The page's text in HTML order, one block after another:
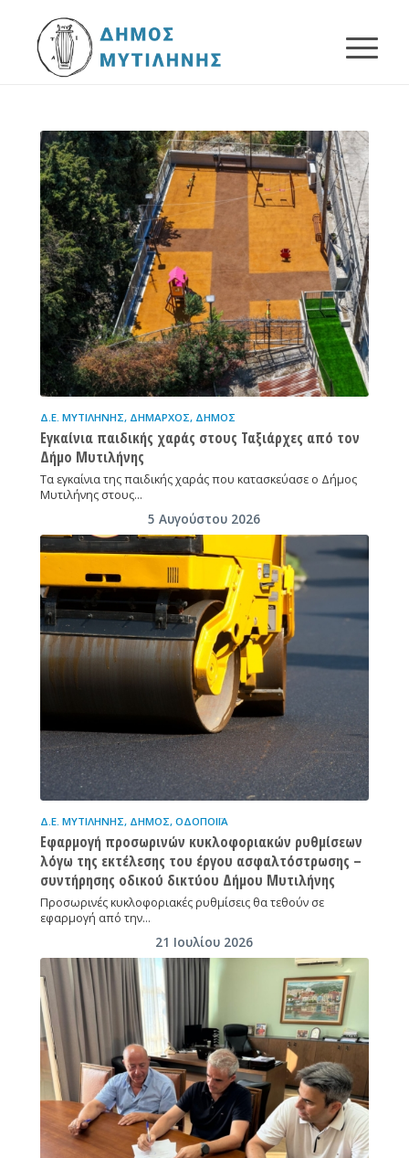
Δ.Ε. ΜΥΤΙΛΉΝΗΣ, ΔΉΜΑΡΧΟΣ, ΔΉΜΟΣ
Εγκαίνια παιδικής χαράς στους Ταξιάρχες από τον
Δήμο Μυτιλήνης
Tα εγκαίνια της παιδικής χαράς που κατασκεύασε ο Δήμος
Μυτιλήνης στους…
5 Αυγούστου 2026
Δ.Ε. ΜΥΤΙΛΉΝΗΣ, ΔΉΜΟΣ, ΟΔΟΠΟΙΪ́Α
Εφαρμογή προσωρινών κυκλοφοριακών ρυθμίσεων
λόγω της εκτέλεσης του έργου ασφαλτόστρωσης –
συντήρησης οδικού δικτύου Δήμου Μυτιλήνης
Προσωρινές κυκλοφοριακές ρυθμίσεις θα τεθούν σε
εφαρμογή από την…
21 Ιουλίου 2026